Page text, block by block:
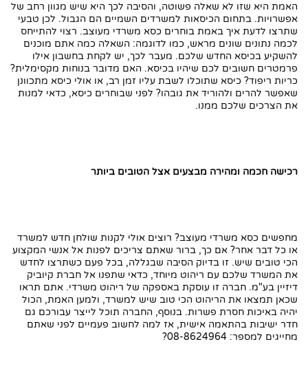
האמת היא שזו לא שאלה פשוטה, והסיבה לכך היא שיש מגוון רחב של
אפשרויות. בתחום הכיסאות למשרדים השמיים הם הגבול. לכן טבעי
שתרצו לדעת איך באמת בוחרים כסא משרדי מעוצב. רצוי להתייחס
לכמה נתונים שונים מראש, כמו לדוגמה: השאלה כמה אתם מוכנים
להשקיע בכיסא החדש שלכם. מעבר לכך, יש לקחת בחשבון אילו
פרמטרים חשובים לכם שיהיו בכיסא. האם מדובר בנוחות מקסימלית?
כריות ריפוד? כיסא שתוכלו לשבת עליו זמן רב, או אולי כיסא מתכוונן
שאפשר להרים ולהוריד את גובהו? לפני שבוחרים כיסא, כדאי למנות
את הצרכים שלכם ממנו.
רכישה חכמה ומהירה מבצעים אצל הטובים ביותר
מחפשים כסא משרדי מעוצב? רוצים אולי לקנות שולחן חדש למשרד
או כל דבר אחר? אם כך, ברור שאתם צריכים לפנות אל אנשי המקצוע
הכי טובים שיש. זו בדיוק הסיבה שבגללה, בכל פעם כשתרצו לחדש
את המשרד שלכם עם ריהוט מיוחד, כדאי שתפנו אל חברת קיוביק
דיזיין בע"מ. חברה זו עוסקת באספקה של ריהוט משרדי. אתם תראו
שכאן תמצאו את הריהוט הכי טוב שיש למשרד, ולמען האמת, הכול
יהיה באיכות חסרת פשרות. בנוסף, החברה תוכל לייצר עבורכם גם
חדר ישיבות בהתאמה אישית, אז למה לחשוב פעמיים לפני שאתם
מחייגים למספר: 08-8624964?